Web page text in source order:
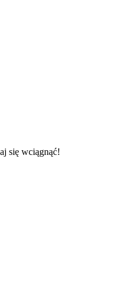
się wciągnąć!